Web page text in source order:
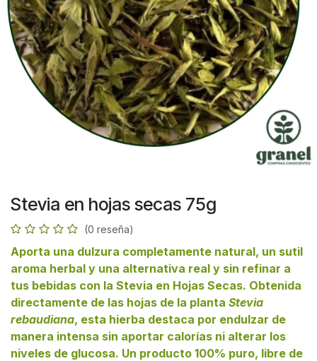
Stevia en hojas secas 75g
(0 reseña)
Aporta una dulzura completamente natural, un sutil
aroma herbal y una alternativa real y sin refinar a
tus bebidas con la Stevia en Hojas Secas. Obtenida
directamente de las hojas de la planta Stevia
rebaudiana, esta hierba destaca por endulzar de
manera intensa sin aportar calorías ni alterar los
niveles de glucosa. Un producto 100% puro, libre de